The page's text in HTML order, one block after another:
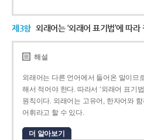
제3항 외래어는 ‘외래어 표기법’에 따라
해설
외래어는 다른 언어에서 들어온 말이므
해서 적어야 한다. 따라서 ‘외래어 표기
원칙이다. 외래어는 고유어, 한자어와
어휘라고 할 수 있다.
더 알아보기